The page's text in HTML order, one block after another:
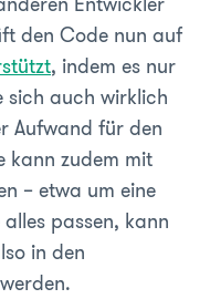
den Code nun auf
, indem es nur
sich auch wirklich
Aufwand für den
kann zudem mit
– etwa um eine
passen, kann
in den